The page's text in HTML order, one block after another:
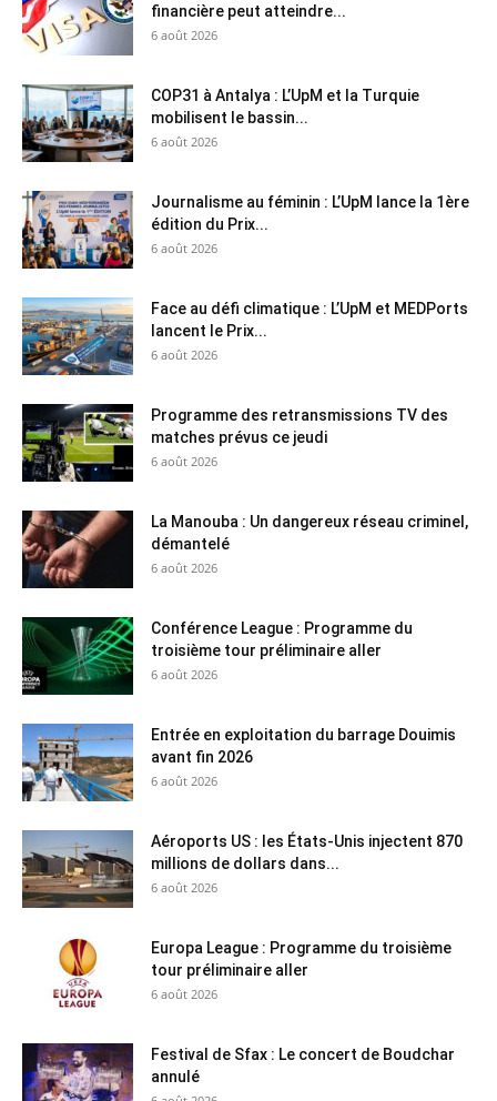
financière peut atteindre...
6 août 2026
COP31 à Antalya : L’UpM et la Turquie
mobilisent le bassin...
6 août 2026
Journalisme au féminin : L’UpM lance la 1ère
édition du Prix...
6 août 2026
Face au défi climatique : L’UpM et MEDPorts
lancent le Prix...
6 août 2026
Programme des retransmissions TV des
matches prévus ce jeudi
6 août 2026
La Manouba : Un dangereux réseau criminel,
démantelé
6 août 2026
Conférence League : Programme du
troisième tour préliminaire aller
6 août 2026
Entrée en exploitation du barrage Douimis
avant fin 2026
6 août 2026
Aéroports US : les États-Unis injectent 870
millions de dollars dans...
6 août 2026
Europa League : Programme du troisième
tour préliminaire aller
6 août 2026
Festival de Sfax : Le concert de Boudchar
annulé